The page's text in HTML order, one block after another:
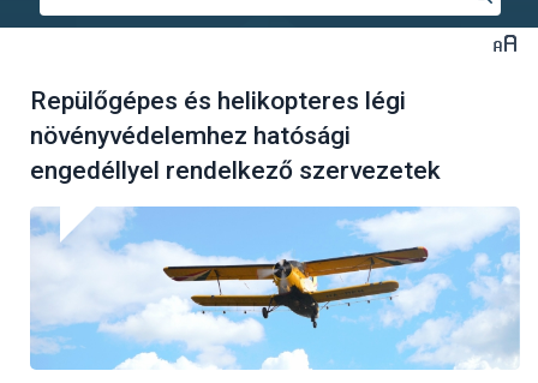
Repülőgépes és helikopteres légi
növényvédelemhez hatósági
engedéllyel rendelkező szervezetek